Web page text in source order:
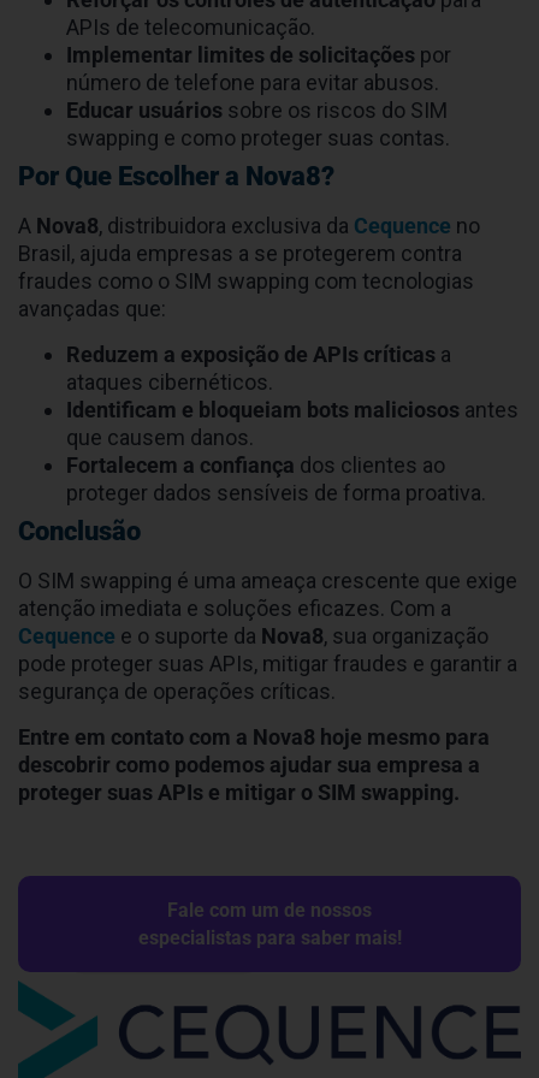
atenderem regulamentos como LGPD, GDPR e
PSD2, garantindo a proteção de dados
sensíveis.
Boas Práticas para Prevenir SIM
Swapping
essencial adotar práticas como:
Reforçar os controles de autenticaçãopara
APIs de telecomunicação.
número de telefone para evitar abusos.
Educar usuáriossobre os riscos do SIM
swapping e como proteger suas contas.
Por Que Escolher a Nova8?
Nova8, distribuidora exclusiva daCequenceno
Brasil, ajuda empresas a se protegerem contra
avançadas que:
Reduzem a exposição de APIs críticasa
ataques cibernéticos.
Identificam e bloqueiam bots maliciosos
Fortalecem a confiançados clientes ao
proteger dados sensíveis de forma proativa.
Conclusão
atenção imediata e soluções eficazes. Com a
e o suporte daNova8, sua organização
pode proteger suas APIs, mitigar fraudes e garantir a
segurança de operações críticas.
Entre em contato com a Nova8 hoje mesmo para
descobrir como podemos ajudar sua empresa a
proteger suas APIs e mitigar o SIM swapping.